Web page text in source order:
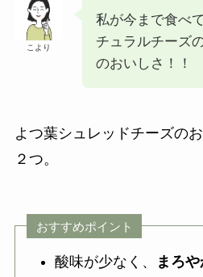
こより
私が今まで食べ
チュラルチーズ
のおいしさ！！
よつ葉シュレッドチーズの
２つ。
おすすめポイント
酸味が少なく、 まろ